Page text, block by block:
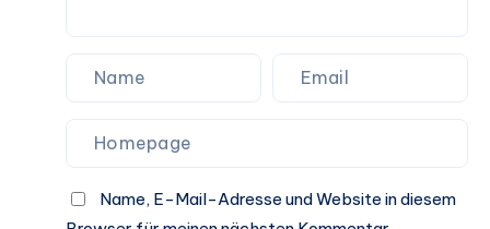
Name, E-Mail-Adresse und Website in diesem